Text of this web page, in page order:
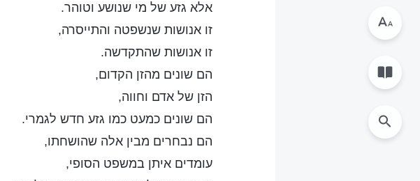
אלא גזע של מי שנושע וטוהר.
זו אנושות שנשפטה והתייסרה,
זו אנושות שהתקדשה.
הם שונים מהזן הקדום,
הזן של אדם וחווה,
הם שונים כמעט כמו גזע חדש לגמרי.
הם נבחרים מבין אלה שהושחתו,
עומדים איתן במשפט הסופי,